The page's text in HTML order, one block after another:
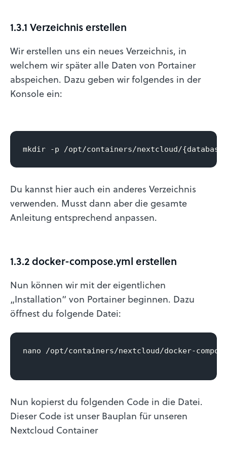
1.3.1 Verzeichnis erstellen
Wir erstellen uns ein neues Verzeichnis, in
welchem wir später alle Daten von Portainer
abspeichen. Dazu geben wir folgendes in der
Konsole ein:
mkdir -p /opt/containers/nextcloud/
Du kannst hier auch ein anderes Verzeichnis
verwenden. Musst dann aber die gesamte
Anleitung entsprechend anpassen.
1.3.2 docker-compose.yml erstellen
Nun können wir mit der eigentlichen
„Installation“ von Portainer beginnen. Dazu
öffnest du folgende Datei:
nano /opt/containers/nextcloud/docker-
Nun kopierst du folgenden Code in die Datei.
Dieser Code ist unser Bauplan für unseren
Nextcloud Container